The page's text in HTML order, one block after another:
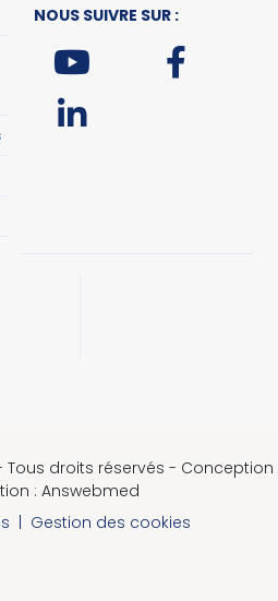
NOUS SUIVRE SUR :
droits réservés - Conception
: Answebmed
| Gestion des cookies